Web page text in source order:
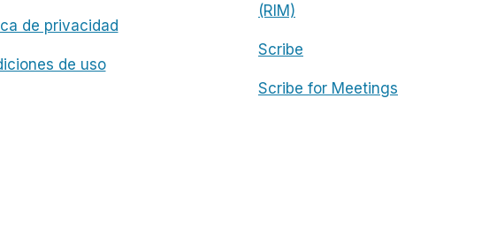
de privacidad
de uso
(RIM)
Scribe
Scribe for Meetings